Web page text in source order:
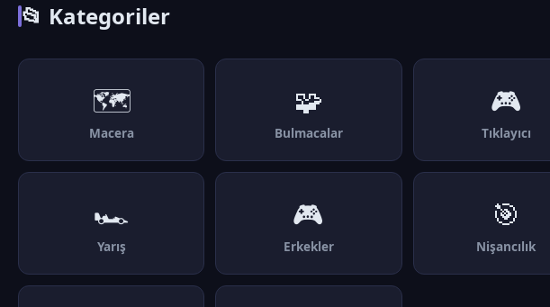
📂 Kategoriler
🗺️
Macera
🧩
Bulmacalar
🎮
Tıklayıcı
🏎️
Yarış
🎮
Erkekler
🎯
Nişancılık